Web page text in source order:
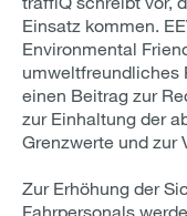
Einsatz kommen.
Environmental
umweltfreundliches
einen Beitrag zur
zur Einhaltung der
Grenzwerte und zur
Zur Erhöhung der
Fahrpersonals